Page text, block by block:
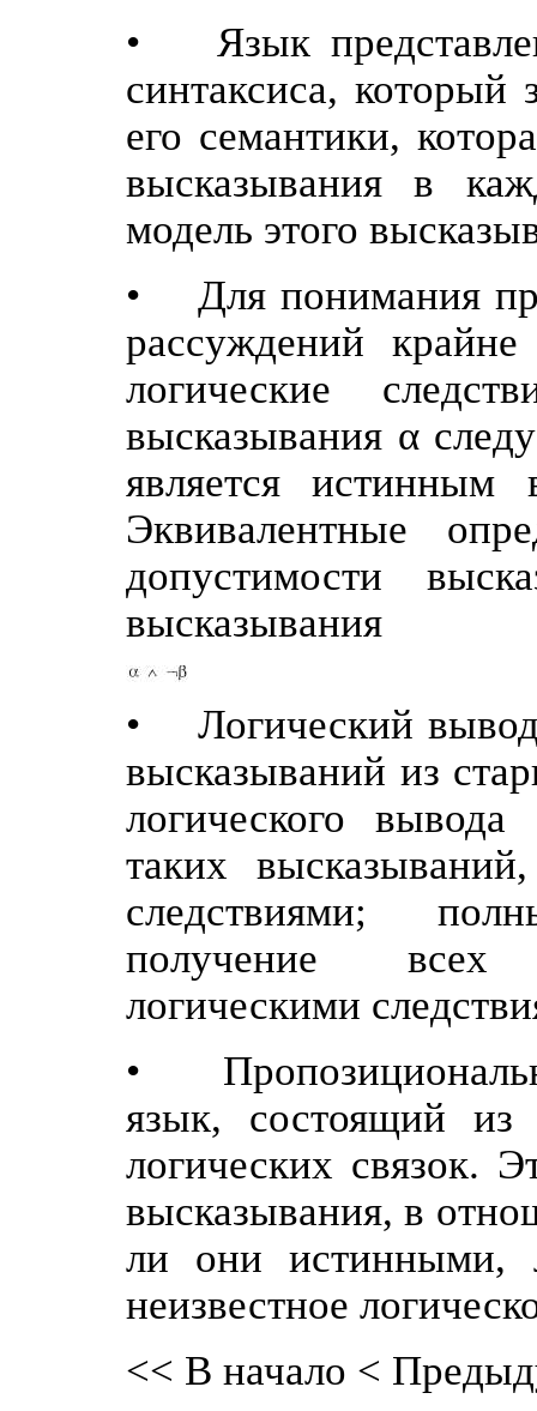
• Язык
синтаксиса, который
его семантики,
высказывания в
модель этого
• Для понимания
рассуждений
логические
высказывания α
является
Эквивалентные
допустимости
высказывания
• Логический
высказываний из
логического
таких
следствиями;
получение всех
логическими
•
язык, состоящий из
логических связок.
высказывания, в
ли они истинными,
неизвестное
<< В начало <